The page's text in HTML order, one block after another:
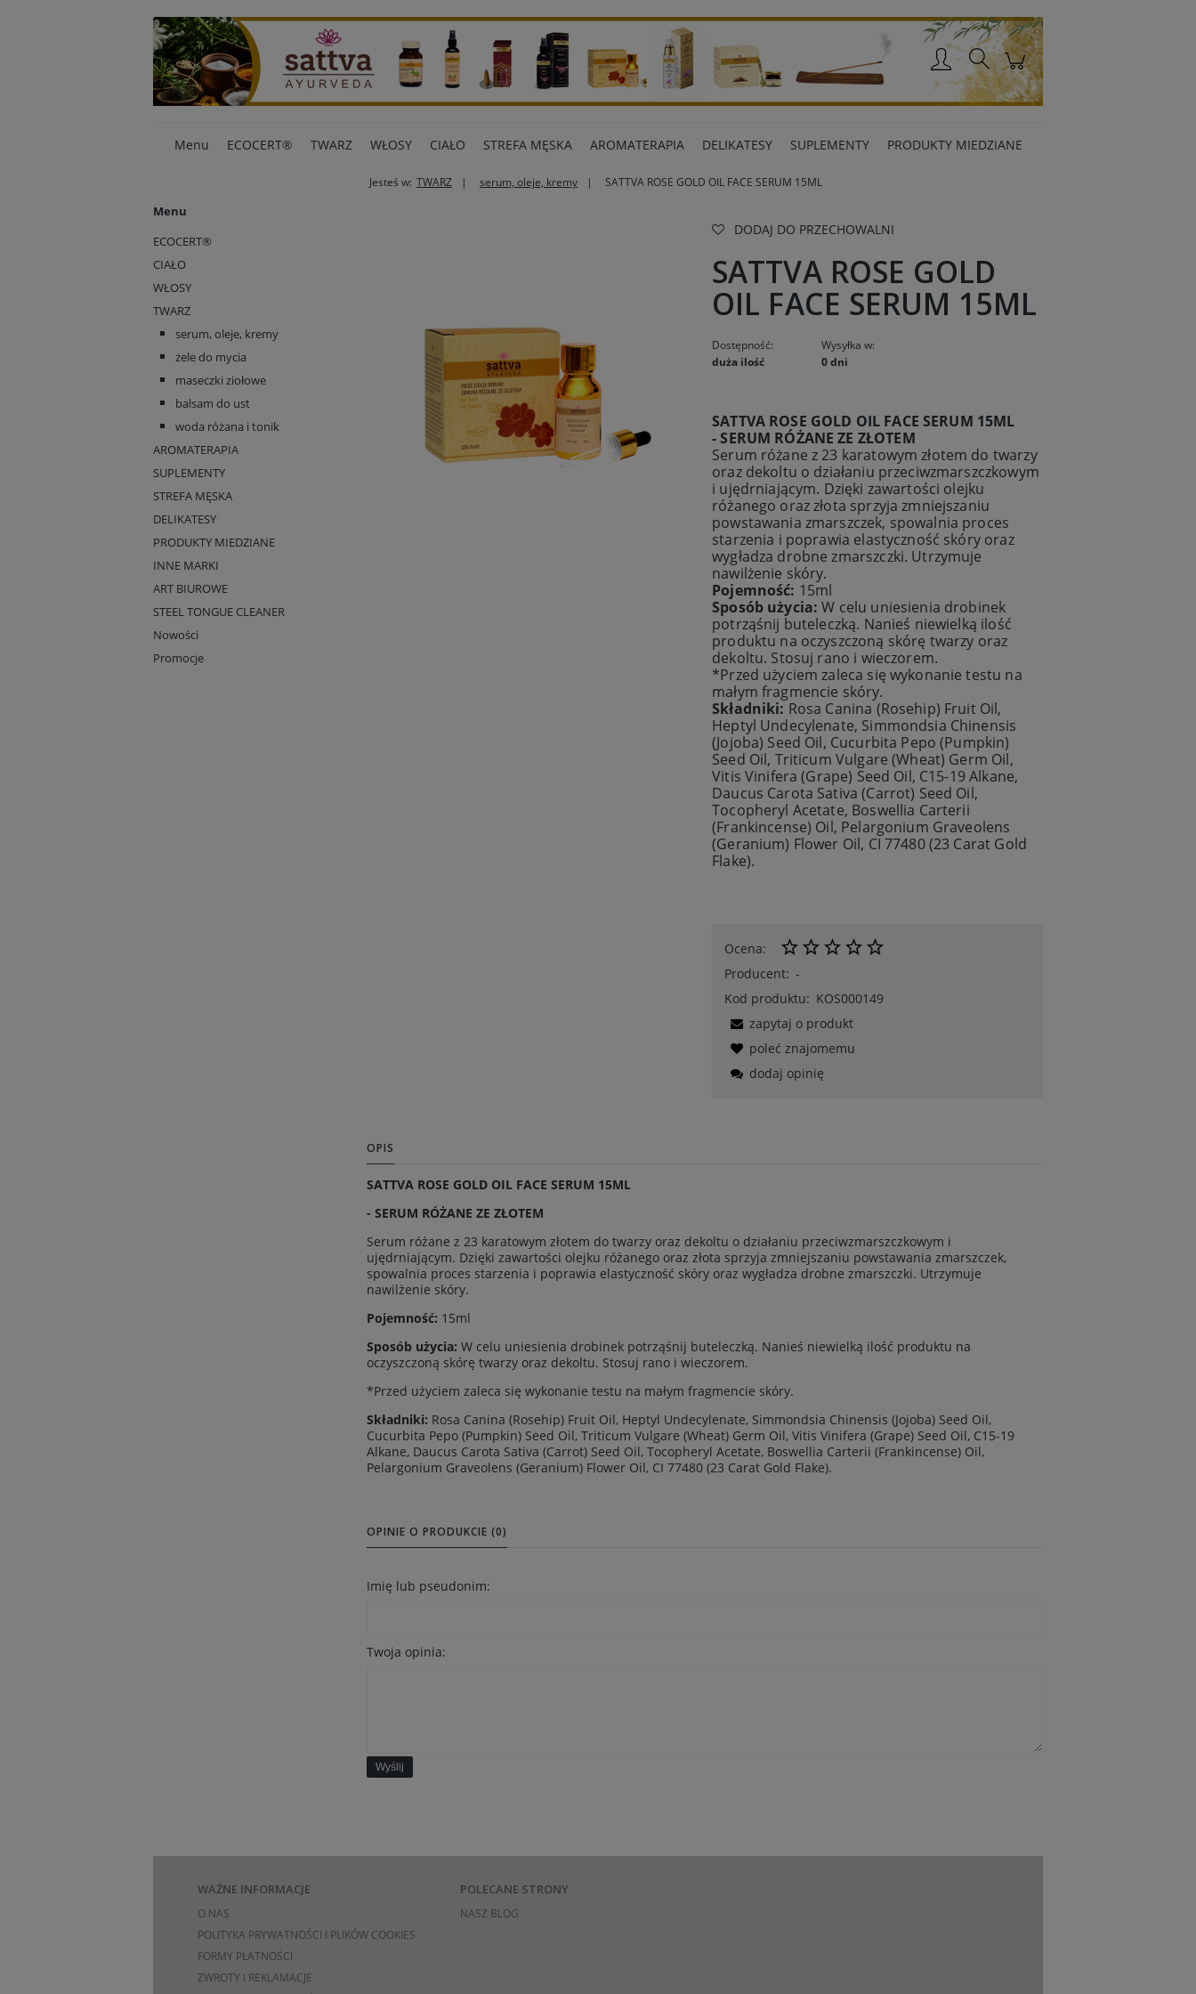
Menu ECOCERT® TWARZ WŁOSY CIAŁO STREFA MĘSKA AROMATERAPIA DELIKATESY SUPLEMENTY PRODUKTY MIEDZIANE
Jesteś w: TWARZ serum, oleje, kremy SATTVA ROSE GOLD OIL FACE SERUM 15ML
Menu
ECOCERT®
CIAŁO
WŁOSY
TWARZ
serum, oleje, kremy
żele do mycia
maseczki ziołowe
balsam do ust
woda różana i tonik
AROMATERAPIA
SUPLEMENTY
STREFA MĘSKA
DELIKATESY
PRODUKTY MIEDZIANE
INNE MARKI
ART BIUROWE
STEEL TONGUE CLEANER
Nowości
Promocje
DODAJ DO PRZECHOWALNI
SATTVA ROSE GOLD
OIL FACE SERUM 15ML
Dostępność:
duża ilość
Wysyłka w:
0 dni
SATTVA ROSE GOLD OIL FACE SERUM 15ML
- SERUM RÓŻANE ZE ZŁOTEM
Serum różane z 23 karatowym złotem do twarzy
oraz dekoltu o działaniu przeciwzmarszczkowym
i ujędrniającym. Dzięki zawartości olejku
różanego oraz złota sprzyja zmniejszaniu
powstawania zmarszczek, spowalnia proces
starzenia i poprawia elastyczność skóry oraz
wygładza drobne zmarszczki. Utrzymuje
nawilżenie skóry.
Pojemność: 15ml
Sposób użycia:W celu uniesienia drobinek
potrząśnij buteleczką. Nanieś niewielką ilość
produktu na oczyszczoną skórę twarzy oraz
dekoltu. Stosuj rano i wieczorem.
*Przed użyciem zaleca się wykonanie testu na
małym fragmencie skóry.
Składniki: Rosa Canina (Rosehip) Fruit Oil,
Heptyl Undecylenate, Simmondsia Chinensis
(Jojoba) Seed Oil, Cucurbita Pepo (Pumpkin)
Seed Oil, Triticum Vulgare (Wheat) Germ Oil,
Vitis Vinifera (Grape) Seed Oil, C15-19 Alkane,
Daucus Carota Sativa (Carrot) Seed Oil,
Tocopheryl Acetate, Boswellia Carterii
(Frankincense) Oil, Pelargonium Graveolens
(Geranium) Flower Oil, CI 77480 (23 Carat Gold
Flake).
Ocena:
Producent: -
Kod produktu: KOS000149
zapytaj o produkt
poleć znajomemu
dodaj opinię
OPIS
SATTVA ROSE GOLD OIL FACE SERUM 15ML
- SERUM RÓŻANE ZE ZŁOTEM
Serum różane z 23 karatowym złotem do twarzy oraz dekoltu o działaniu przeciwzmarszczkowym i
ujędrniającym. Dzięki zawartości olejku różanego oraz złota sprzyja zmniejszaniu powstawania zmarszczek,
spowalnia proces starzenia i poprawia elastyczność skóry oraz wygładza drobne zmarszczki. Utrzymuje
nawilżenie skóry.
Pojemność: 15ml
Sposób użycia: W celu uniesienia drobinek potrząśnij buteleczką. Nanieś niewielką ilość produktu na
oczyszczoną skórę twarzy oraz dekoltu. Stosuj rano i wieczorem.
*Przed użyciem zaleca się wykonanie testu na małym fragmencie skóry.
Składniki: Rosa Canina (Rosehip) Fruit Oil, Heptyl Undecylenate, Simmondsia Chinensis (Jojoba) Seed Oil,
Cucurbita Pepo (Pumpkin) Seed Oil, Triticum Vulgare (Wheat) Germ Oil, Vitis Vinifera (Grape) Seed Oil, C15-19
Alkane, Daucus Carota Sativa (Carrot) Seed Oil, Tocopheryl Acetate, Boswellia Carterii (Frankincense) Oil,
Pelargonium Graveolens (Geranium) Flower Oil, CI 77480 (23 Carat Gold Flake).
OPINIE O PRODUKCIE (0)
Imię lub pseudonim:
Twoja opinia:
Wyślij
WAŻNE INFORMACJE
O NAS
POLITYKA PRYWATNOŚCI I PLIKÓW COOKIES
FORMY PŁATNOŚCI
ZWROTY I REKLAMACJE
POLECANE STRONY
NASZ BLOG